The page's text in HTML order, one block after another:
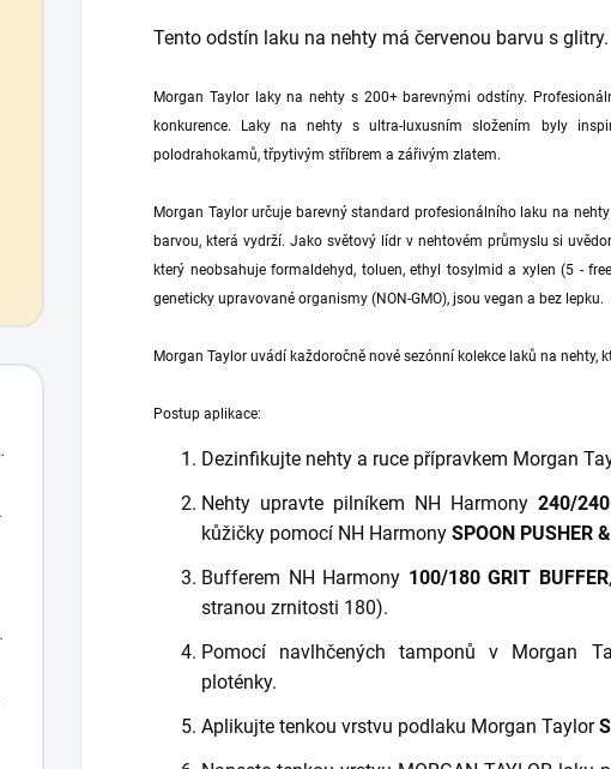
Tento odstín laku na nehty má červenou barvu s glitry.
Morgan Taylor laky na nehty s 200+ barevnými odstíny.
konkurence. Laky na nehty s ultra-luxusním složením byly
polodrahokamů, třpytivým stříbrem a zářivým zlatem.
Morgan Taylor určuje barevný standard profesionálního laku na
barvou, která vydrží. Jako světový lídr v nehtovém průmyslu si
který neobsahuje formaldehyd, toluen, ethyl tosylmid a xylen (5 -
geneticky upravované organismy (NON-GMO), jsou vegan a bez lepku.
Morgan Taylor uvádí každoročně nové sezónní kolekce laků na nehty,
Postup aplikace:
Dezinfikujte nehty a ruce přípravkem Morgan
Nehty upravte pilníkem NH Harmony240/
kůžičky pomocí NH Harmony SPOON PUSHER
Bufferem NH Harmony 100/180 GRIT BUFFER
stranou zrnitosti 180).
Pomocí navlhčených tamponů v Morgan
ploténky.
Aplikujte tenkou vrstvu podlaku Morgan Taylor